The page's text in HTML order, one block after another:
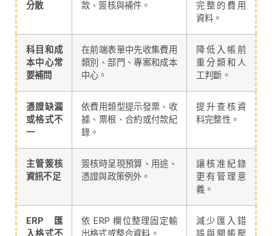
分散
款、簽核與補件。
完整的費用
資料。
科目和成
本中心常
要補問
在前端表單中先收集費用
類別、部門、專案和成本
中心。
降低入帳前
重分類和人
工判斷。
憑證缺漏
或格式不
一
依費用類型提示發票、收
據、票根、合約或付款紀
錄。
提升查核資
料完整性。
主管簽核
資訊不足
簽核時呈現預算、用途、
憑證與政策例外。
讓核准紀錄
更有管理意
義。
ERP 匯
依 ERP 欄位整理固定輸
減少匯入錯